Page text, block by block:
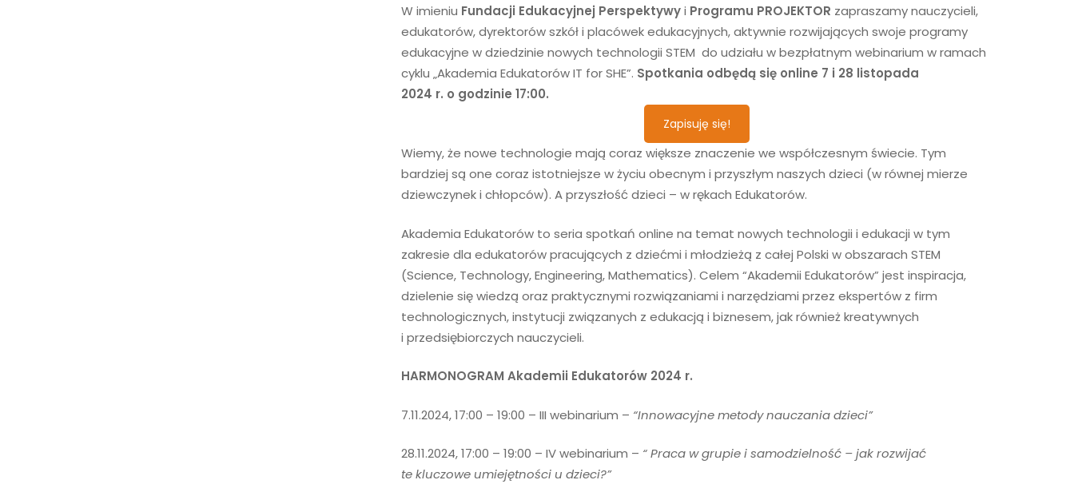
W imieniu Fundacji Edukacyjnej Perspektywyi Programu PROJEKTOR zapraszamy nauczycieli,
edukatorów, dyrektorów szkół i placówek edukacyjnych, aktywnie rozwijających swoje programy
edukacyjne w dziedzinie nowych technologii STEM do udziału w bezpłatnym webinarium w ramach
cyklu „Akademia Edukatorów IT for SHE”. Spotkania odbędą się online 7 i 28 listopada
2024 r. o godzinie 17:00.
Zapisuję się!
Wiemy, że nowe technologie mają coraz większe znaczenie we współczesnym świecie. Tym
bardziej są one coraz istotniejsze w życiu obecnym i przyszłym naszych dzieci (w równej mierze
dziewczynek i chłopców). A przyszłość dzieci – w rękach Edukatorów.
Akademia Edukatorów to seria spotkań online na temat nowych technologii i edukacji w tym
zakresie dla edukatorów pracujących z dziećmi i młodzieżą z całej Polski w obszarach STEM
(Science, Technology, Engineering, Mathematics). Celem “Akademii Edukatorów” jest inspiracja,
dzielenie się wiedzą oraz praktycznymi rozwiązaniami i narzędziami przez ekspertów z firm
technologicznych, instytucji związanych z edukacją i biznesem, jak również kreatywnych
i przedsiębiorczych nauczycieli.
HARMONOGRAM Akademii Edukatorów 2024 r.
7.11.2024, 17:00 – 19:00 – III webinarium – “Innowacyjne metody nauczania dzieci”
28.11.2024, 17:00 – 19:00 – IV webinarium – “Praca w grupie i samodzielność – jak rozwijać
te kluczowe umiejętności u dzieci?”